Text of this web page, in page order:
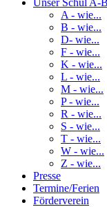
Unser Schul A-
A - wie...
B - wie...
D- wie...
F - wie...
K - wie...
L - wie...
M - wie...
P - wie...
R - wie...
S - wie...
T - wie...
W - wie...
Z - wie...
Presse
Termine/Ferien
Förderverein